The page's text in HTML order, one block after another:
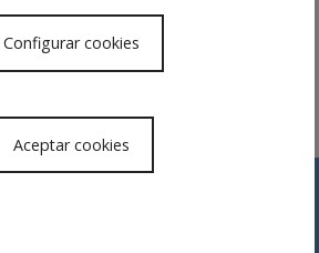
auf seine juristischen
Configurar cookies
Aceptar cookies